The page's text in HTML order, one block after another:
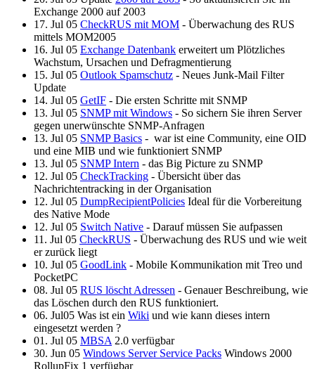
Exchange 2000 auf 2003
17. Jul 05 CheckRUS mit MOM - Überwachung des RUS
mittels MOM2005
16. Jul 05 Exchange Datenbank erweitert um Plötzliches
Wachstum, Ursachen und Defragmentierung
15. Jul 05 Outlook Spamschutz - Neues Junk-Mail Filter
Update
14. Jul 05 GetIF - Die ersten Schritte mit SNMP
13. Jul 05 SNMP mit Windows - So sichern Sie ihren Server
gegen unerwünschte SNMP-Anfragen
13. Jul 05 SNMP Basics - war ist eine Community, eine OID
und eine MIB und wie funktioniert SNMP
13. Jul 05 SNMP Intern - das Big Picture zu SNMP
12. Jul 05 CheckTracking - Übersicht über das
Nachrichtentracking in der Organisation
12. Jul 05 DumpRecipientPolicies Ideal für die Vorbereitung
des Native Mode
12. Jul 05 Switch Native - Darauf müssen Sie aufpassen
11. Jul 05 CheckRUS - Überwachung des RUS und wie weit
er zurück liegt
10. Jul 05 GoodLink - Mobile Kommunikation mit Treo und
PocketPC
08. Jul 05 RUS löscht Adressen - Genauer Beschreibung, wie
das Löschen durch den RUS funktioniert.
06. Jul05 Was ist ein Wiki und wie kann dieses intern
eingesetzt werden ?
01. Jul 05 MBSA 2.0 verfügbar
30. Jun 05 Windows Server Service Packs Windows 2000
RollupFix 1 verfügbar